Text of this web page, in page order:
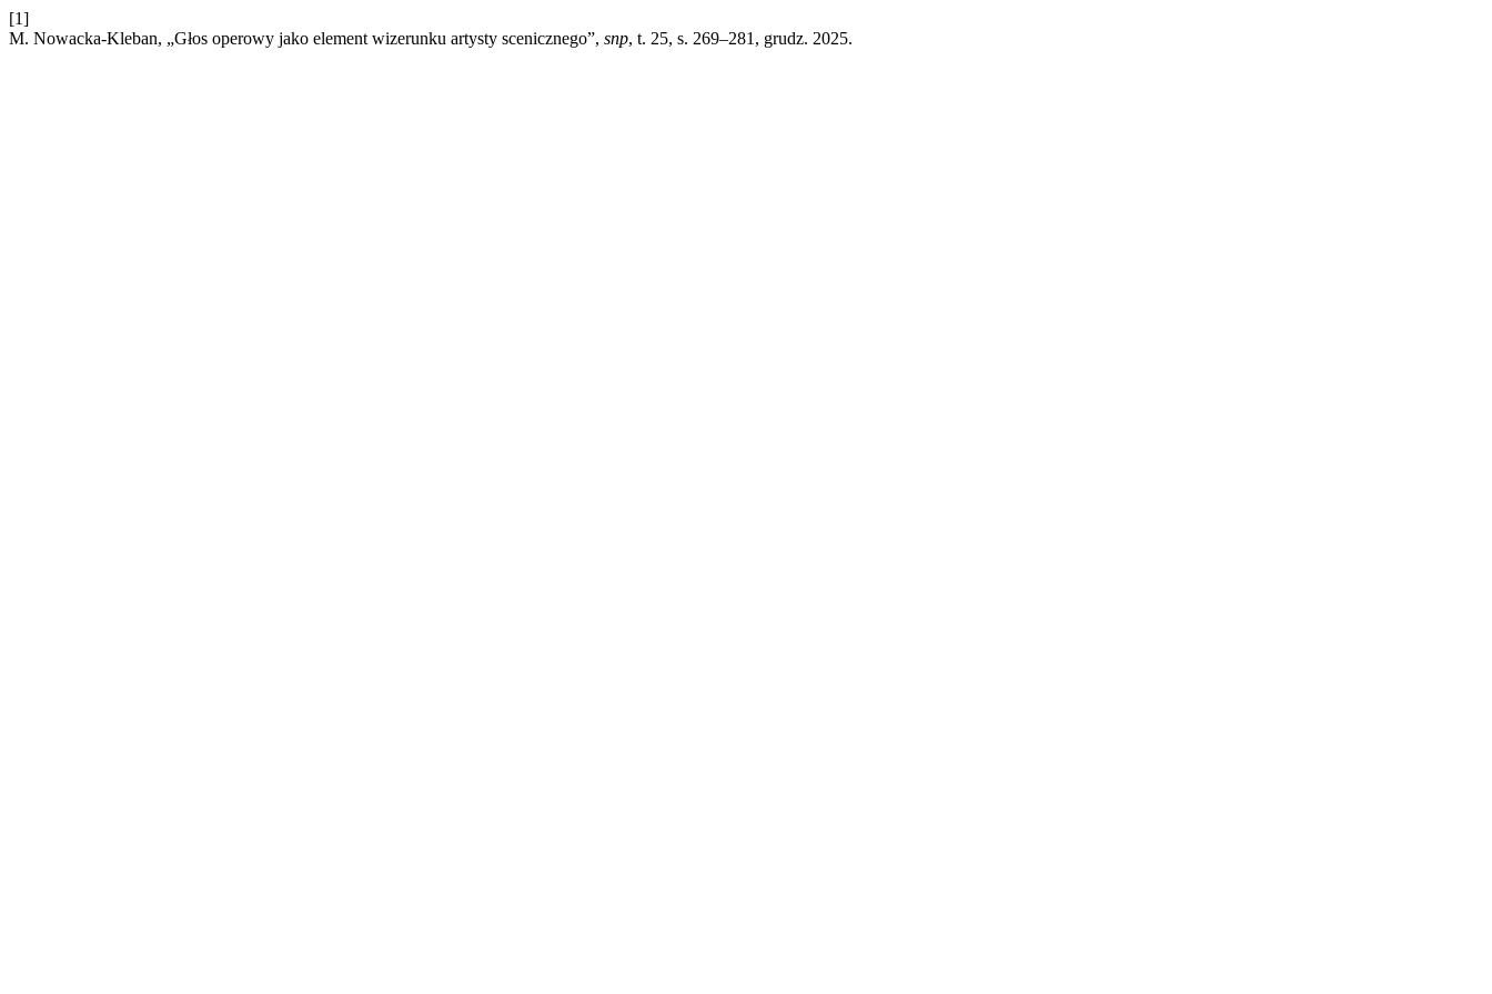
[1]
M. Nowacka-Kleban, „Głos operowy jako element wizerunku artysty scenicznego”, snp, t. 25, s. 269–281, grudz. 2025.